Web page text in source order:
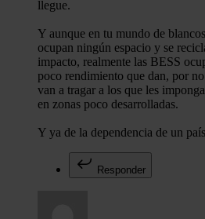
llegue.
Y aunque en tu mundo de
ocupan ningún espacio y se
impacto, realmente las BESS
poco rendimiento que dan, por
van a tragar a los que les
en zonas poco desarrolladas.
Y ya de la dependencia de un
Responder